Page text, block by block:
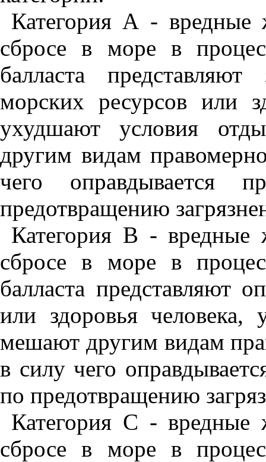
Категория А - вредные
сбросе в море в
балласта
морских ресурсов или
ухудшают условия
другим видам
чего оправдывается
предотвращению
Категория В - вредные
сбросе в море в
балласта представляют
или здоровья
мешают другим видам
в силу чего
по предотвращению
Категория С - вредные
сбросе в море в